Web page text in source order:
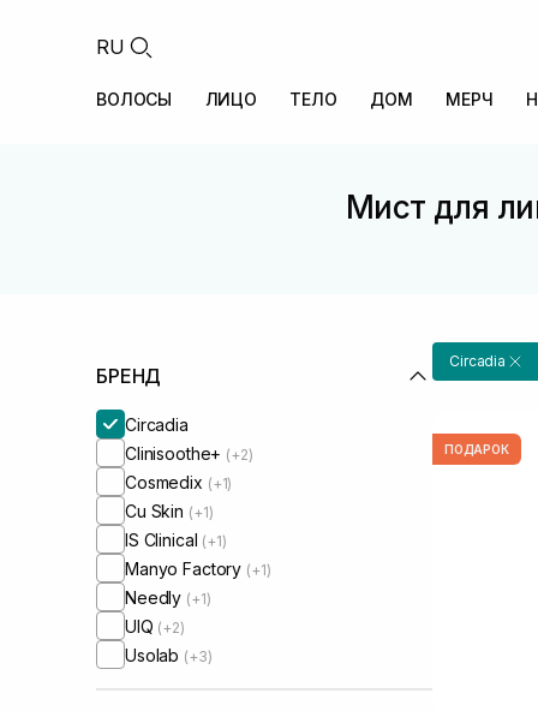
RU
ВОЛОСЫ ЛИЦО ТЕЛО ДОМ МЕРЧ
Мист для
БРЕНД
Circadia
Clinisoothe+ (+2)
Cosmedix (+1)
Cu Skin (+1)
IS Clinical (+1)
Manyo Factory (+1)
Needly (+1)
UIQ (+2)
Usolab (+3)
Circadia
ПОДАРОК